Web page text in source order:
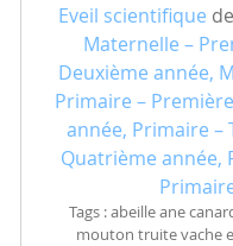
Eveil scientifique
Maternelle –
Deuxième année,
Primaire –
année, Primaire –
Quatrième année,
Tags : abeille ane
mouton truite vache